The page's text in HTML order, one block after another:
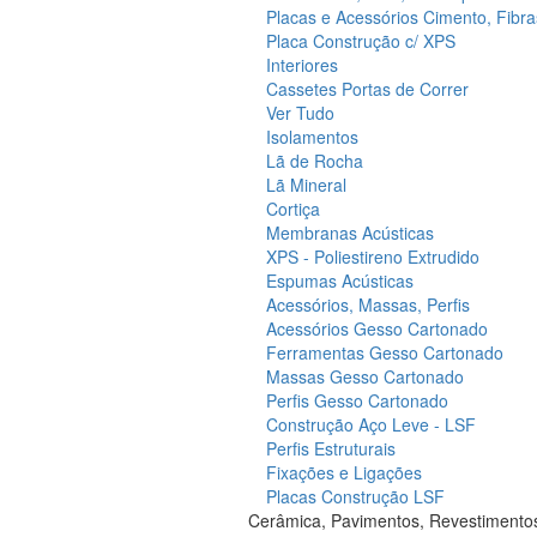
Placas e Acessórios Cimento,
Placa Construção c/ XPS
Interiores
Cassetes Portas de Correr
Ver Tudo
Isolamentos
Lã de Rocha
Lã Mineral
Cortiça
Membranas Acústicas
XPS - Poliestireno Extrudido
Espumas Acústicas
Acessórios, Massas, Perfis
Acessórios Gesso Cartonado
Ferramentas Gesso Cartonado
Massas Gesso Cartonado
Perfis Gesso Cartonado
Construção Aço Leve - LSF
Perfis Estruturais
Fixações e Ligações
Placas Construção LSF
Cerâmica, Pavimentos,